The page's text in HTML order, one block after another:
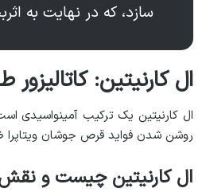
سازد، که در نهایت به
ال کارنیتین:
ال کارنیتین یک ترکیب آمینواسیدی
روشن شدن فواید قرص جوشان
ال کارنیتین چیست و